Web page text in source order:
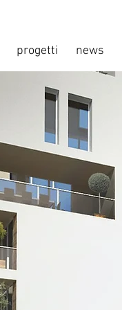
progetti news